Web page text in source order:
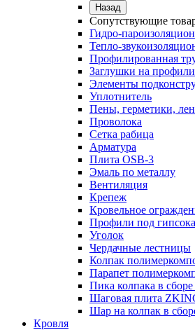
Назад
Сопутствующие
Гидро-
Тепло-
Профилированная
Заглушки на
Элементы
Уплотнитель
Пены, герметики,
Проволока
Сетка рабица
Арматура
Плита OSB-3
Эмаль по металлу
Вентиляция
Крепеж
Кровельное
Профили под
Уголок
Чердачные лестницы
Колпак
Парапет
Пика колпака в
Шаговая плита
Шар на колпак в
Кровля